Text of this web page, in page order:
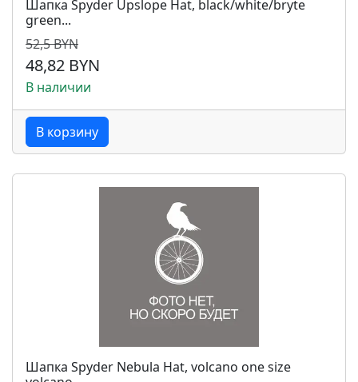
Шапка Spyder Upslope Hat, black/white/bryte
green...
52,5 BYN
48,82 BYN
В наличии
В корзину
Шапка Spyder Nebula Hat, volcano one size